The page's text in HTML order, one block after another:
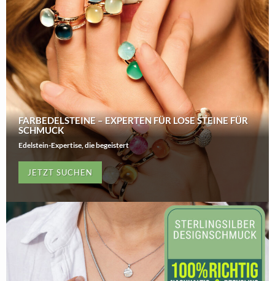
FARBEDELSTEINE – EXPERTEN FÜR LOSE STEINE FÜR
SCHMUCK
Edelstein-Expertise, die begeistert
JETZT SUCHEN